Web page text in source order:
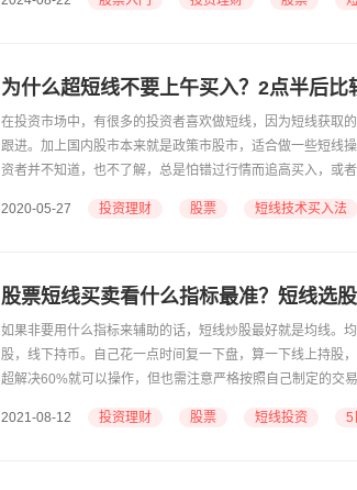
为什么超短线不要上午买入？2点半后比
在投资市场中，有很多的投资者喜欢做短线，因为短线获取
跟进。加上国内股市本来就是政策市股市，适合做一些短线
资者并不知道，也不了解，总是怕错过行情而追高买入，或
2020-05-27
投资理财 股票 短线技术买入法
股票短线买卖看什么指标最准？短线选股
如果非要用什么指标来辅助的话，短线炒股最好就是均线。
股，线下持币。自己花一点时间复一下盘，算一下线上持股
超解决60%就可以操作，但也需注意严格按照自己制定的交易
2021-08-12 投资理财 股票 短线投资 5